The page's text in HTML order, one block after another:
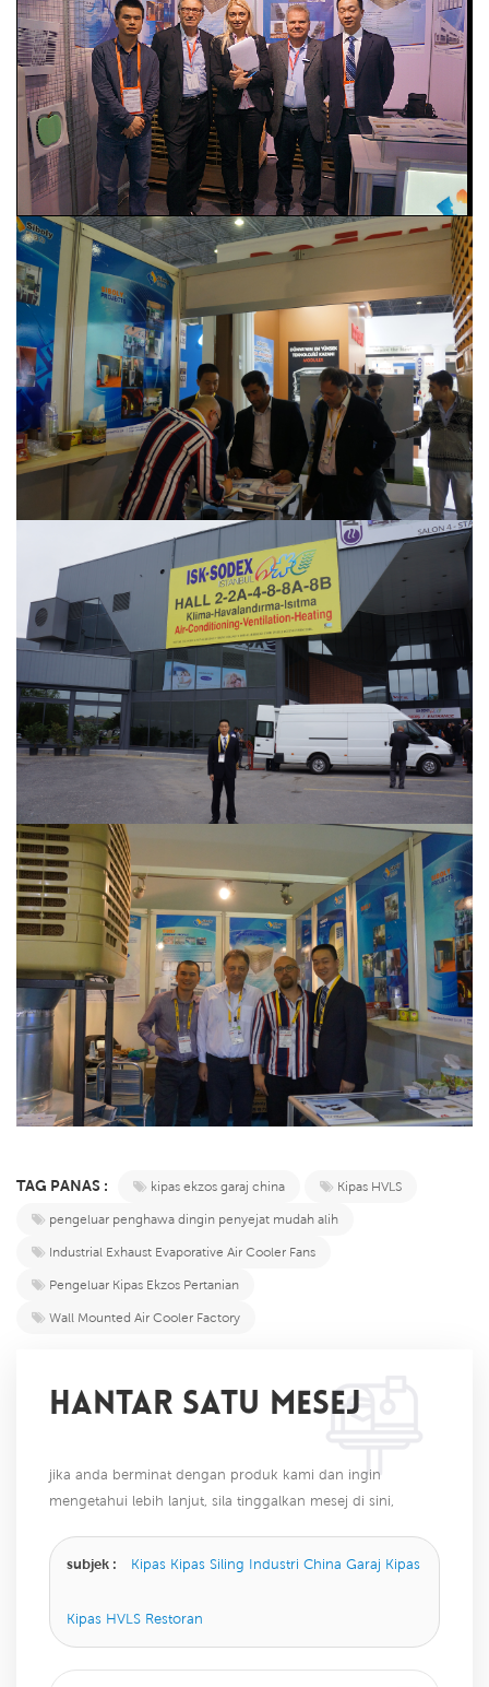
TAG PANAS : kipas ekzos garaj china
Kipas HVLS
pengeluar penghawa dingin penyejat mudah alih
Industrial Exhaust Evaporative Air Cooler Fans
Pengeluar Kipas Ekzos Pertanian
Wall Mounted Air Cooler Factory
HANTAR SATU MESEJ
jika anda berminat dengan produk kami dan ingin
mengetahui lebih lanjut, sila tinggalkan mesej di sini,
subjek : Kipas Kipas Siling Industri China Garaj Kipas
Kipas HVLS Restoran